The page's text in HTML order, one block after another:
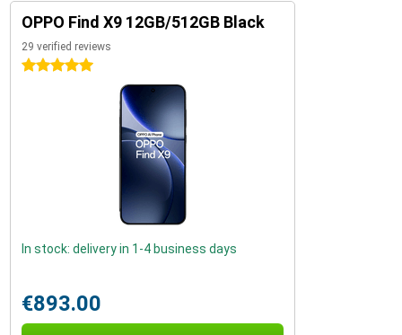
OPPO Find X9 12GB/512GB Black
29 verified reviews
5 stars
In stock: delivery in 1-4 business days
€893.00